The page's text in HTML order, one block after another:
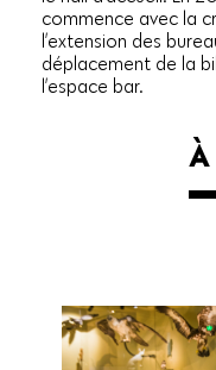
commence avec la
l’extension des
déplacement de la
l’espace bar.